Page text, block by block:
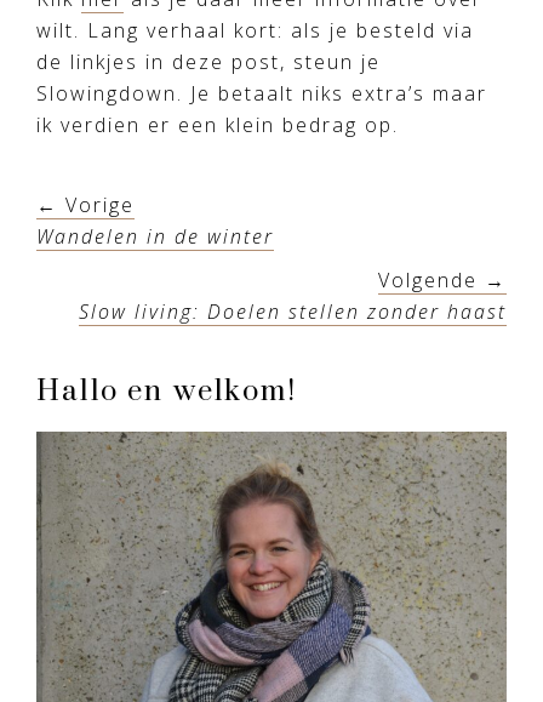
wilt. Lang verhaal kort: als je besteld via
de linkjes in deze post, steun je
Slowingdown. Je betaalt niks extra’s maar
ik verdien er een klein bedrag op.
← Vorige
Wandelen in de winter
Volgende →
Slow living: Doelen stellen zonder haast
Primary
Sidebar
Hallo en welkom!